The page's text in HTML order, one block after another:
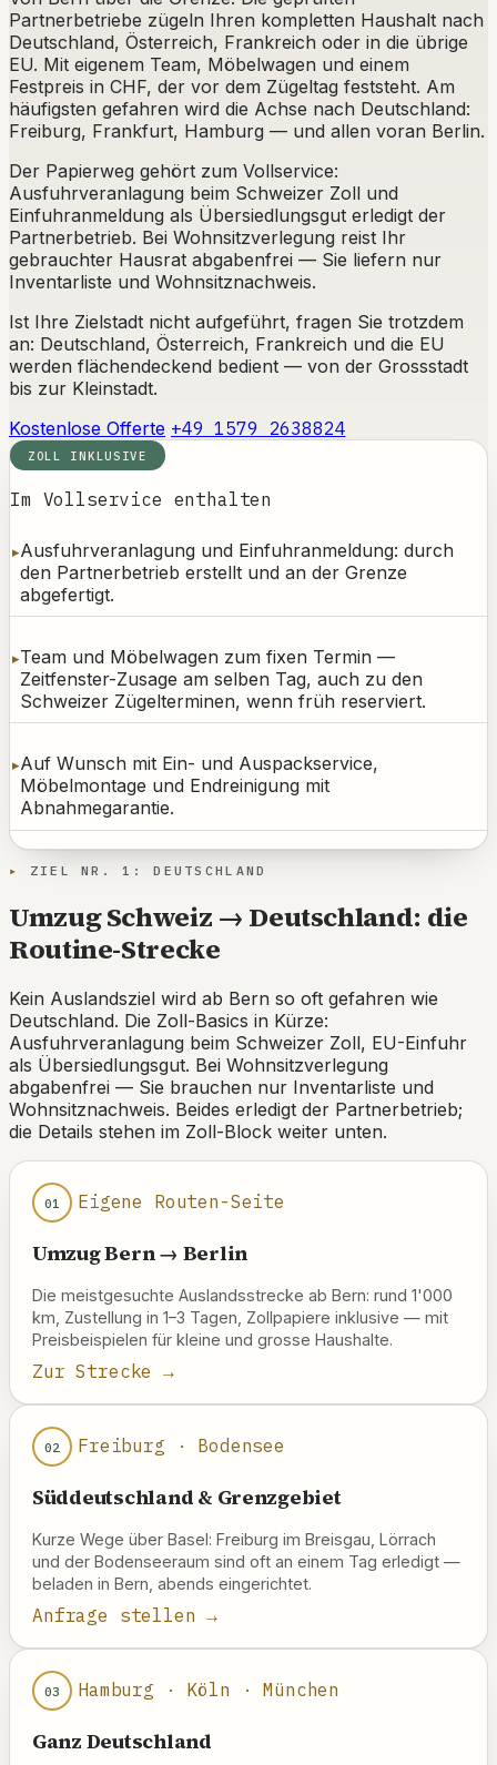
Partnerbetriebe zügeln Ihren kompletten Haushalt nach
Deutschland, Österreich, Frankreich oder in die übrige
EU. Mit eigenem Team, Möbelwagen und einem
Festpreis in CHF, der vor dem Zügeltag feststeht. Am
häufigsten gefahren wird die Achse nach Deutschland:
Freiburg, Frankfurt, Hamburg — und allen voran Berlin.
Der Papierweg gehört zum Vollservice:
Ausfuhrveranlagung beim Schweizer Zoll und
Einfuhranmeldung als Übersiedlungsgut erledigt der
Partnerbetrieb. Bei Wohnsitzverlegung reist Ihr
gebrauchter Hausrat abgabenfrei — Sie liefern nur
Inventarliste und Wohnsitznachweis.
Ist Ihre Zielstadt nicht aufgeführt, fragen Sie trotzdem
an: Deutschland, Österreich, Frankreich und die EU
werden flächendeckend bedient — von der Grossstadt
bis zur Kleinstadt.
Kostenlose Offerte +49 1579 2638824
ZOLL INKLUSIVE
Im Vollservice enthalten
Ausfuhrveranlagung und Einfuhranmeldung: durch
den Partnerbetrieb erstellt und an der Grenze
abgefertigt.
Team und Möbelwagen zum fixen Termin —
Zeitfenster-Zusage am selben Tag, auch zu den
Schweizer Zügelterminen, wenn früh reserviert.
Auf Wunsch mit Ein- und Auspackservice,
Möbelmontage und Endreinigung mit
Abnahmegarantie.
ZIEL NR. 1: DEUTSCHLAND
Umzug Schweiz → Deutschland: die
Routine-Strecke
Kein Auslandsziel wird ab Bern so oft gefahren wie
Deutschland. Die Zoll-Basics in Kürze:
Ausfuhrveranlagung beim Schweizer Zoll, EU-Einfuhr
als Übersiedlungsgut. Bei Wohnsitzverlegung
abgabenfrei — Sie brauchen nur Inventarliste und
Wohnsitznachweis. Beides erledigt der Partnerbetrieb;
die Details stehen im Zoll-Block weiter unten.
01 Eigene Routen-Seite
Umzug Bern → Berlin
Die meistgesuchte Auslandsstrecke ab Bern: rund 1'000
km, Zustellung in 1–3 Tagen, Zollpapiere inklusive — mit
Preisbeispielen für kleine und grosse Haushalte.
Zur Strecke →
02 Freiburg · Bodensee
Süddeutschland & Grenzgebiet
Kurze Wege über Basel: Freiburg im Breisgau, Lörrach
und der Bodenseeraum sind oft an einem Tag erledigt —
beladen in Bern, abends eingerichtet.
Anfrage stellen →
03 Hamburg · Köln · München
Ganz Deutschland